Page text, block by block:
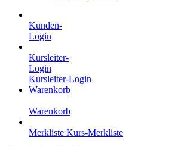
Kunden-
Login
Kursleiter-
Login
Kursleiter-Login
Warenkorb
Warenkorb
Merkliste Kurs-Merkliste